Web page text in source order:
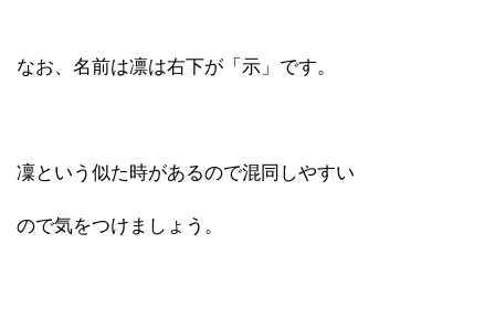
なお、名前は凛は右下が「示」です。
凜という似た時があるので混同しやすい
ので気をつけましょう。